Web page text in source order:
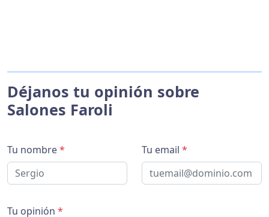
Déjanos tu opinión sobre
Salones Faroli
Tu nombre* Tu email *
Tu opinión *